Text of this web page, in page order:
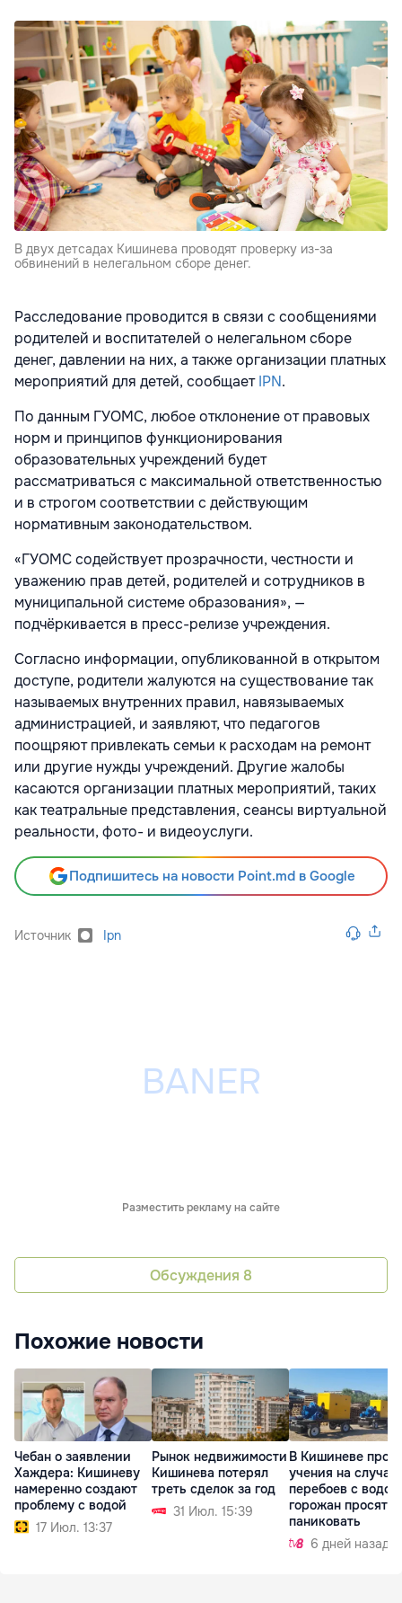
В двух детсадах Кишинева проводят проверку из-за
обвинений в нелегальном сборе денег.
Расследование проводится в связи с сообщениями
родителей и воспитателей о нелегальном сборе
денег, давлении на них, а также организации платных
мероприятий для детей, сообщаетIPN.
По данным ГУОМС, любое отклонение от правовых
норм и принципов функционирования
образовательных учреждений будет
рассматриваться с максимальной ответственностью
и в строгом соответствии с действующим
нормативным законодательством.
«ГУОМС содействует прозрачности, честности и
уважению прав детей, родителей и сотрудников в
муниципальной системе образования», —
подчёркивается в пресс-релизе учреждения.
Согласно информации, опубликованной в открытом
доступе, родители жалуются на существование так
называемых внутренних правил, навязываемых
администрацией, и заявляют, что педагогов
поощряют привлекать семьи к расходам на ремонт
или другие нужды учреждений. Другие жалобы
касаются организации платных мероприятий, таких
как театральные представления, сеансы виртуальной
реальности, фото- и видеоуслуги.
Подпишитесь на новости Point.md в Google
Источник Ipn
Разместить рекламу на сайте
Обсуждения 8
Похожие новости
Чебан о заявлении
Хаждера: Кишиневу
намеренно создают
проблему с водой
17 Июл. 13:37
Рынок недвижимости
Кишинева потерял
треть сделок за год
31 Июл. 15:39
В Кишиневе
учения на случай
перебоев с водой:
горожан просят
паниковать
6 дней назад